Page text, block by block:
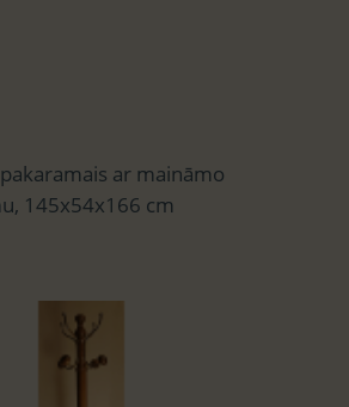
ar maināmo
145x54x166 cm